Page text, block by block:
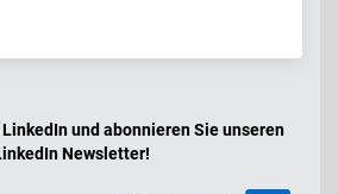
und abonnieren Sie unseren
Newsletter!